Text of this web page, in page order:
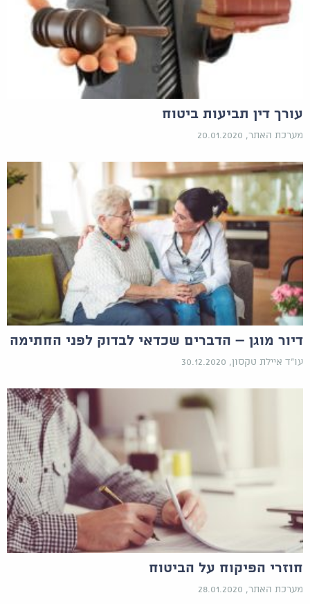
עורך דין תביעות ביטוח
מערכת האתר, 20.01.2020
דיור מוגן – הדברים שכדאי לבדוק לפני החתימה
עו"ד איילת טקסון, 30.12.2020
חוזרי הפיקוח על הביטוח
מערכת האתר, 28.01.2020